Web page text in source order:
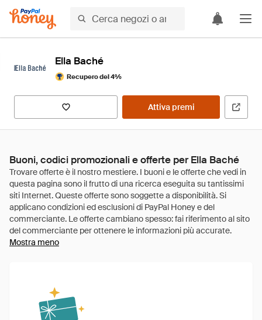
Ella Baché
Recupero del 4%
Attiva premi
Buoni, codici promozionali e offerte per Ella Baché
Mostra meno